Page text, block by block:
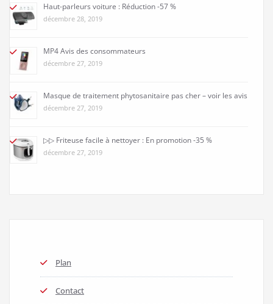
Haut-parleurs voiture : Réduction -57 %
décembre 28, 2019
MP4 Avis des consommateurs
décembre 27, 2019
Masque de traitement phytosanitaire pas cher – voir les avis
décembre 27, 2019
▷▷ Friteuse facile à nettoyer : En promotion -35 %
décembre 27, 2019
Plan
Contact